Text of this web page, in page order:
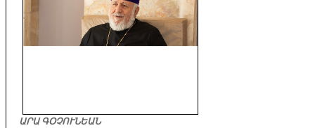
ԱՐԱ ԳՕՉՈՒՆԵԱՆ